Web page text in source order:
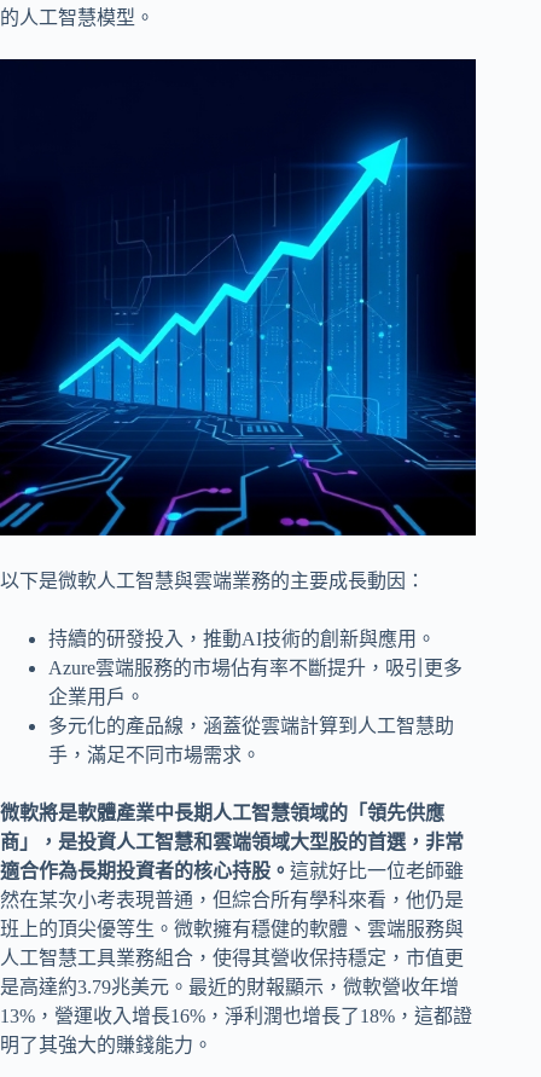
的人工智慧模型。
以下是微軟人工智慧與雲端業務的主要成長動因：
持續的研發投入，推動AI技術的創新與應用。
Azure雲端服務的市場佔有率不斷提升，吸引更多
企業用戶。
多元化的產品線，涵蓋從雲端計算到人工智慧助
手，滿足不同市場需求。
微軟將是軟體產業中長期人工智慧領域的「領先供應
商」，是投資人工智慧和雲端領域大型股的首選，非常
適合作為長期投資者的核心持股。 這就好比一位老師雖
然在某次小考表現普通，但綜合所有學科來看，他仍是
班上的頂尖優等生。微軟擁有穩健的軟體、雲端服務與
人工智慧工具業務組合，使得其營收保持穩定，市值更
是高達約3.79兆美元。最近的財報顯示，微軟營收年增
13%，營運收入增長16%，淨利潤也增長了18%，這都證
明了其強大的賺錢能力。